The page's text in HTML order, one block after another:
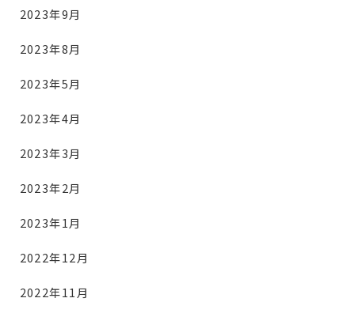
2023年9月
2023年8月
2023年5月
2023年4月
2023年3月
2023年2月
2023年1月
2022年12月
2022年11月